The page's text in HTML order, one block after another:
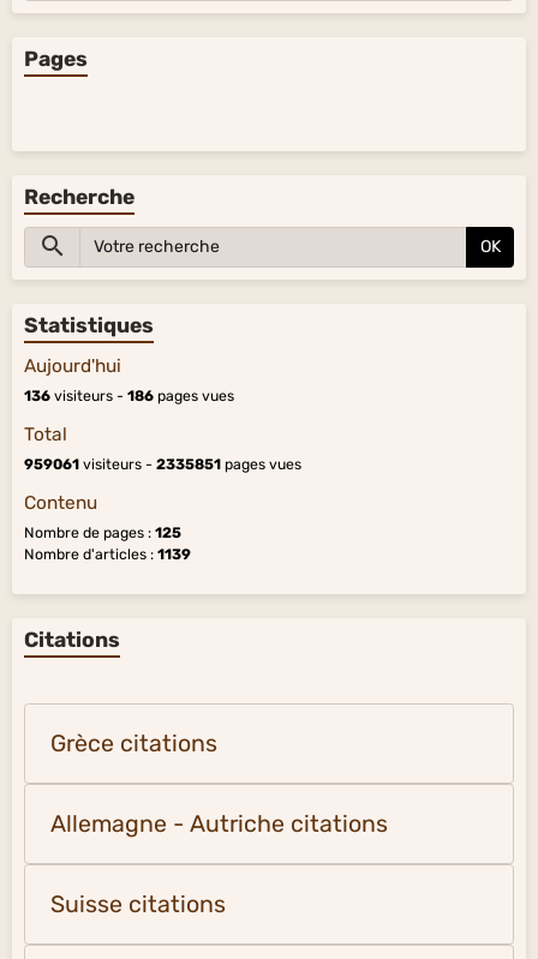
Pages
Recherche
OK
Statistiques
Aujourd'hui
136 visiteurs - 186 pages vues
Total
959061 visiteurs - 2335851 pages vues
Contenu
Nombre de pages : 125
Nombre d'articles : 1139
Citations
Grèce citations
Allemagne - Autriche citations
Suisse citations